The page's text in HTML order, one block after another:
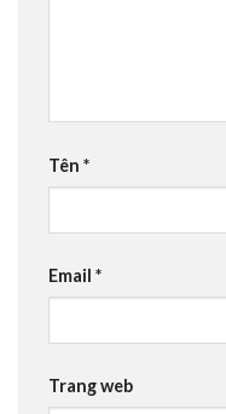
Tên *
Email *
Trang web